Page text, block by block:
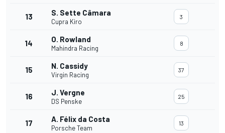
13 S. Sette Câmara
Cupra Kiro
3
14 O. Rowland
Mahindra Racing
8
15 N. Cassidy
Virgin Racing
37
16 J. Vergne
DS Penske
25
17 A. Félix da Costa
Porsche Team
13